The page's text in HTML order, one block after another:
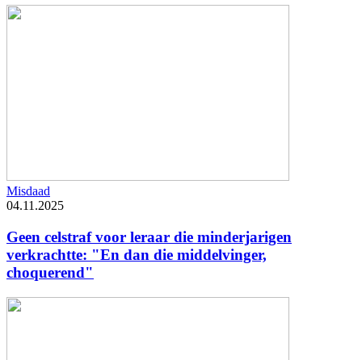
Misdaad
04.11.2025
Geen celstraf voor leraar die minderjarigen
verkrachtte: "En dan die middelvinger,
choquerend"